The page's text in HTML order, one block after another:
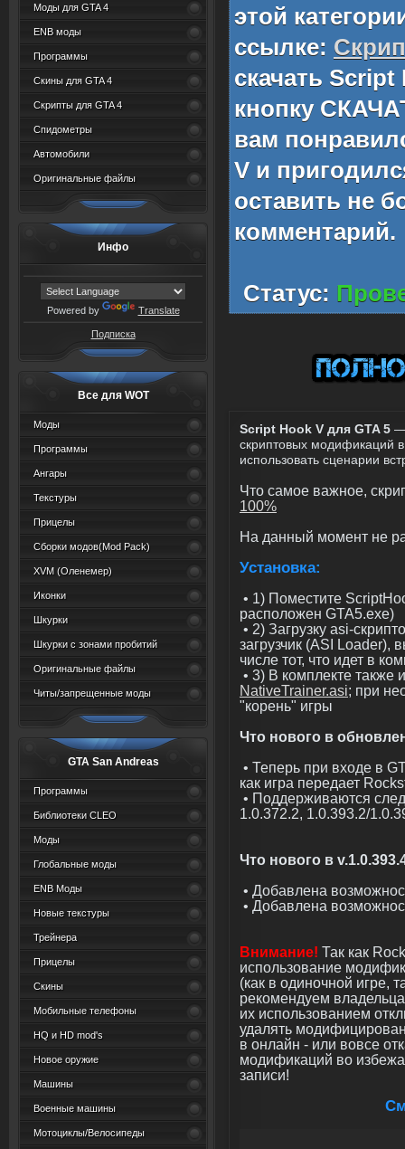
Моды для GTA 4
ENB моды
Программы
Скины для GTA 4
Скрипты для GTA 4
Спидометры
Автомобили
Оригинальные файлы
Инфо
Powered by Translate
Подписка
Все для WOT
Моды
Программы
Ангары
Текстуры
Прицелы
Сборки модов(Mod Pack)
XVM (Oленемер)
Иконки
Шкурки
Шкурки с зонами пробитий
Оригинальные файлы
Читы/запрещенные моды
GTA San Andreas
Программы
Библиотеки CLEO
Моды
Глобальные моды
ENB Моды
Новые текстуры
Трейнера
Прицелы
Скины
Мобильные телефоны
HQ и HD mod's
Новое оружие
Машины
Военные машины
Мотоциклы/Велосипеды
этой
ссылке:
скачать Script
кнопку
вам
V и
оставить не
комментарий.
Статус:
Script Hook V для GTA 5 —
скриптовых модификаций
использовать сценарии
Что самое важное,
100%
На данный момент не
Установка:
• 1) Поместите
расположен GTA5.exe)
• 2) Загрузку asi-
загрузчик (ASI Loader),
числе тот, что идет в
• 3) В комплекте также
NativeTrainer.asi; при
"корень" игры
Что нового в
• Теперь при входе в
как игра передает
• Поддерживаются
1.0.372.2, 1.0.393.2/
Что нового в
• Добавлена
• Добавлена
Внимание! Так как
использование
(как в одиночной игре,
рекомендуем
их использованием
удалять
в онлайн - или вовсе
модификаций во
записи!